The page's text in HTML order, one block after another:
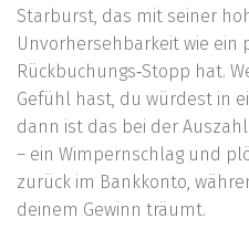
Starburst, das mit seiner
Unvorhersehbarkeit wie ein
Rückbuchungs‑Stopp hat.
Gefühl hast, du würdest in
dann ist das bei der
– ein Wimpernschlag und
zurück im Bankkonto,
deinem Gewinn träumt.